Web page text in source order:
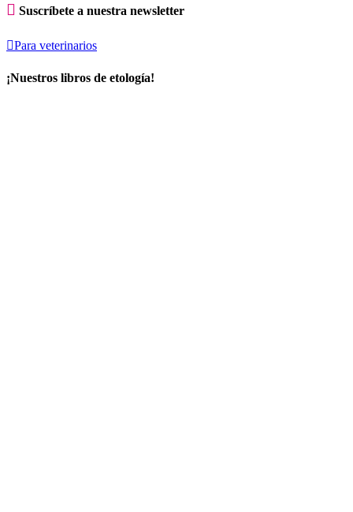
 Suscríbete a nuestra newsletter
Para veterinarios
¡Nuestros libros de etología!